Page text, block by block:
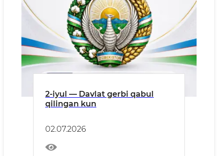
2-iyul — Davlat gerbi qabul
qilingan kun
02.07.2026